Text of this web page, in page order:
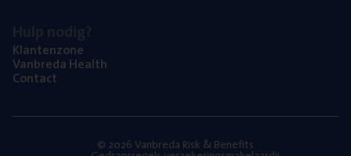
Klan­ten­zo­ne
Van­b­re­da Health
Con­tact
© 2026 Vanbreda Risk & Benefits